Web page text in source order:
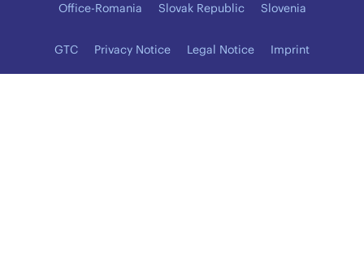
Office-Romania
Slovak Republic Slovenia
GTC Privacy Notice Legal Notice Imprint